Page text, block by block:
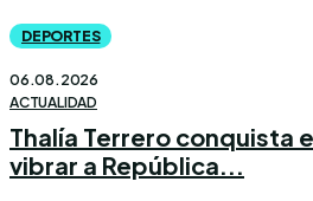
DEPORTES
06.08.2026
ACTUALIDAD
Thalía Terrero conquista
vibrar a República...